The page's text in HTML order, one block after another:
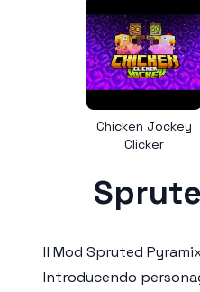
Chicken Jockey
Clicker
Il Mod Spruted
Introducendo